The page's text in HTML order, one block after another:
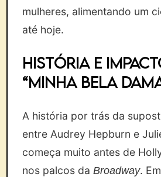
mulheres, alimentando um
até hoje.
História e
“Minha Bela
A história por trás da
entre Audrey Hepburn e
começa muito antes de
nos palcos da Broadway.